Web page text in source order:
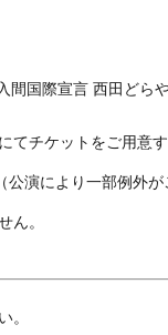
間国際宣言 西田どら
てチケットをご用意
公演により一部例外が
ん。
。